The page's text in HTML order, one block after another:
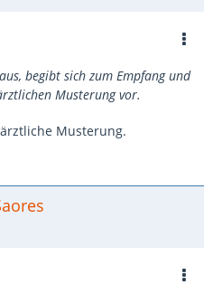
begibt sich zum Empfang und
Musterung vor.
Musterung.